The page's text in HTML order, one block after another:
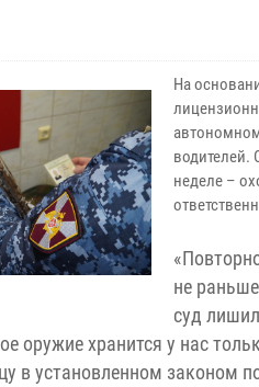
На
водителей.
неделе –
не
суд
оружие хранится у нас
в установленном законом